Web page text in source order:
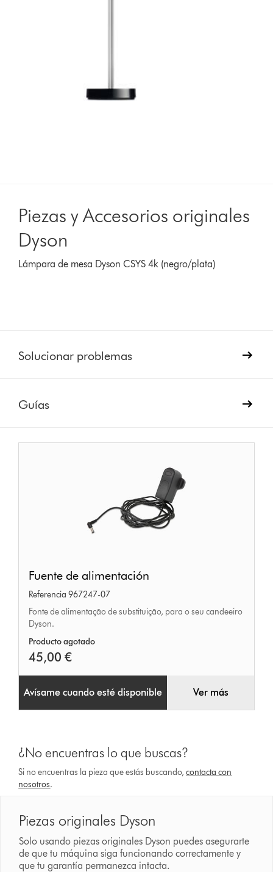
Piezas y Accesorios originales
Dyson
Lámpara de mesa Dyson CSYS 4k (negro/plata)
Solucionar problemas
Guías
de
alimentación
Fuente de alimentación
Referencia 967247-07
Fonte de alimentação de substituição, para o seu candeeiro
Dyson.
Producto agotado
45,00 €
Avísame cuando esté disponible Ver más
¿No encuentras lo que buscas?
Si no encuentras la pieza que estás buscando,contacta con
nosotros.
Piezas originales Dyson
Solo usando piezas originales Dyson puedes asegurarte
de que tu máquina siga funcionando correctamente y
que tu garantía permanezca intacta.